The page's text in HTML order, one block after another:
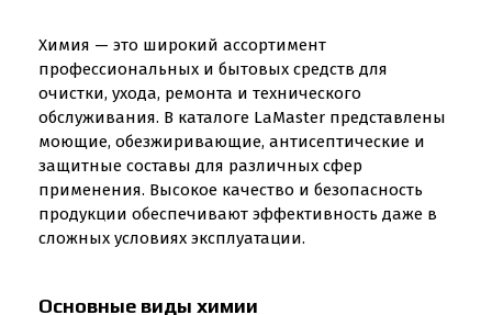
Химия — это широкий ассортимент
профессиональных и бытовых средств для
очистки, ухода, ремонта и технического
обслуживания. В каталоге LaMaster представлены
моющие, обезжиривающие, антисептические и
защитные составы для различных сфер
применения. Высокое качество и безопасность
продукции обеспечивают эффективность даже в
сложных условиях эксплуатации.
Основные виды химии